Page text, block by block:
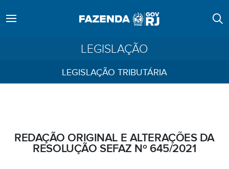
LEGISLAÇÃO
LEGISLAÇÃO TRIBUTÁRIA
REDAÇÃO ORIGINAL E ALTERAÇÕES DA
RESOLUÇÃO SEFAZ Nº 645/2021